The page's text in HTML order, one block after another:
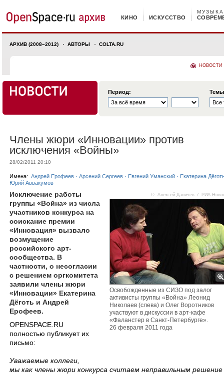
КИНО ИСКУССТВО
МУЗЫКА
АРХИВ (2008–2012) АВТОРЫ COLTA.RU
НОВОСТИ
Период:
Члены жюри «Инновации» против
исключения «Войны»
28/02/2011 20:10
Имена: Андрей Ерофеев · Арсений Сергеев · Евгений Уманский · Екатерина
Юрий Аввакумов
© Алексей Даничев ⁄ РИА
Освобожденные из СИЗО под залог
активисты группы «Война» Леонид
Николаев (слева) и Олег Воротников
участвуют в дискуссии в арт-кафе
«Фаланстер в Санкт-Петербурге».
26 февраля 2011 года
Исключение работы
группы «Война» из числа
участников конкурса на
соискание премии
«Инновация» вызвало
возмущение
российского арт-
сообщества. В
частности, о несогласии
с решением оргкомитета
заявили члены жюри
«Инновации» Екатерина
Дёготь и Андрей
Ерофеев.
​OPENSPACE.RU
полностью публикует их
письмо:
Уважаемые коллеги,
мы как члены жюри конкурса считаем неправильным решение